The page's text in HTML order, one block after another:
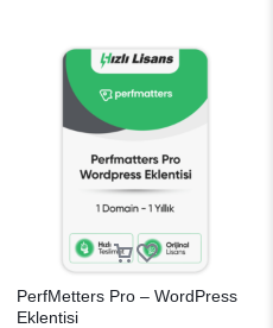
PerfMetters Pro – WordPress
Eklentisi